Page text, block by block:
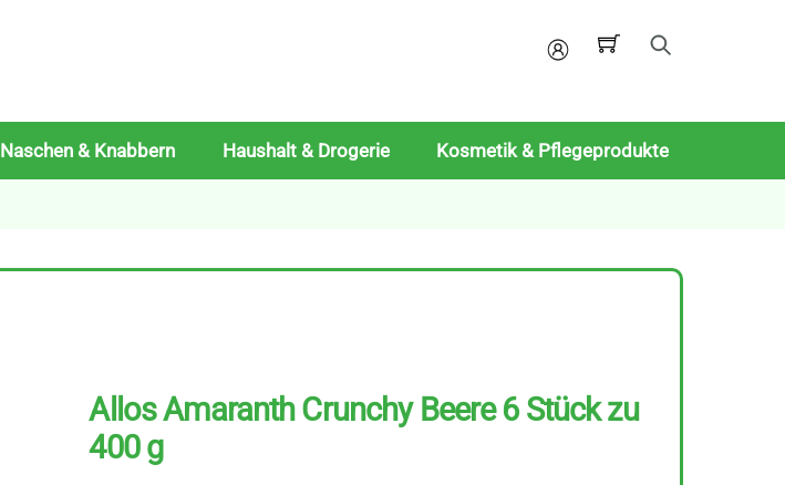
Mein
Naschen & Knabbern Haushalt & Drogerie Kosmetik & Pflegeprodukte
Allos Amaranth Crunchy Beere 6 Stück zu
400 g